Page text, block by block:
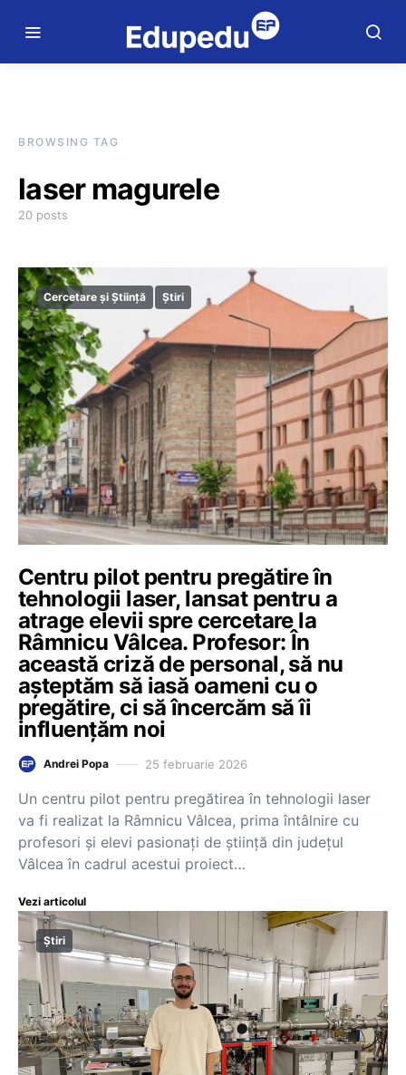
BROWSING TAG
laser magurele
20 posts
Cercetare și Știință Știri
Centru pilot pentru pregătire în
tehnologii laser, lansat pentru a
atrage elevii spre cercetare la
Râmnicu Vâlcea. Profesor: În
această criză de personal, să nu
așteptăm să iasă oameni cu o
pregătire, ci să încercăm să îi
influențăm noi
Andrei Popa 25 februarie 2026
Un centru pilot pentru pregătirea în tehnologii laser
va fi realizat la Râmnicu Vâlcea, prima întâlnire cu
profesori şi elevi pasionaţi de ştiinţă din judeţul
Vâlcea în cadrul acestui proiect…
Vezi articolul
Știri